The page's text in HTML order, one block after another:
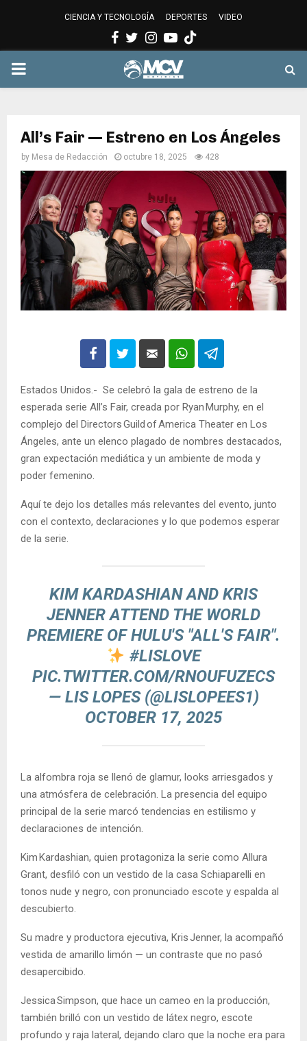
CIENCIA Y TECNOLOGÍA DEPORTES VIDEO
Facebook
Twitter
Instagram
Youtube
PRIMARY
All’s Fair — Estreno en Los Ángeles
by Mesa de Redacción octubre 18, 2025 428
Estados Unidos.- Se celebró la gala de estreno de la
esperada serie All’s Fair, creada por Ryan Murphy, en el
complejo del Directors Guild of America Theater en Los
Ángeles, ante un elenco plagado de nombres destacados,
gran expectación mediática y un ambiente de moda y
poder femenino.
Aquí te dejo los detalles más relevantes del evento, junto
con el contexto, declaraciones y lo que podemos esperar
de la serie.
KIM KARDASHIAN AND KRIS
JENNER ATTEND THE WORLD
PREMIERE OF HULU'S "ALL'S FAIR".
#LISLOVE
PIC.TWITTER.COM/RNOUFUZECS
— LIS LOPES (@LISLOPEES1)
OCTOBER 17, 2025
La alfombra roja se llenó de glamur, looks arriesgados y
una atmósfera de celebración. La presencia del equipo
principal de la serie marcó tendencias en estilismo y
declaraciones de intención.
Kim Kardashian, quien protagoniza la serie como Allura
Grant, desfiló con un vestido de la casa Schiaparelli en
tonos nude y negro, con pronunciado escote y espalda al
descubierto.
Su madre y productora ejecutiva, Kris Jenner, la acompañó
vestida de amarillo limón — un contraste que no pasó
desapercibido.
Jessica Simpson, que hace un cameo en la producción,
también brilló con un vestido de látex negro, escote
profundo y raja lateral, dejando claro que la noche era para